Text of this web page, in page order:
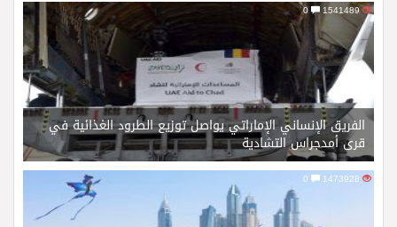
1541489
الفريق الإنساني الإماراتي يواصل توزيع الطرود الغذائية في
قرى أمدجراس التشادية
1473928